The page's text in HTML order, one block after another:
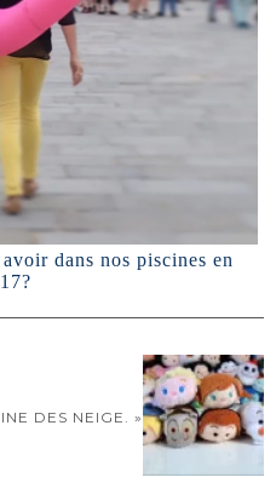
dans nos piscines en
DES NEIGE. »